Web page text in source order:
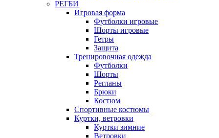
РЕГБИ
Игровая форма
Футболки игровые
Шорты игровые
Гетры
Защита
Тренировочная одежда
Футболки
Шорты
Регланы
Брюки
Костюм
Спортивные костюмы
Куртки, ветровки
Куртки зимние
Ветровки